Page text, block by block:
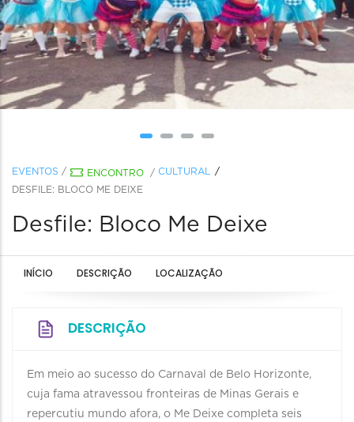
EVENTOS / ENCONTRO / CULTURAL
DESFILE: BLOCO ME DEIXE
Desfile: Bloco Me Deixe
INÍCIO DESCRIÇÃO LOCALIZAÇÃO
DESCRIÇÃO
Em meio ao sucesso do Carnaval de Belo Horizonte,
cuja fama atravessou fronteiras de Minas Gerais e
repercutiu mundo afora, o Me Deixe completa seis